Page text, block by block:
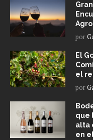
por
El
el
por
que
alta
en